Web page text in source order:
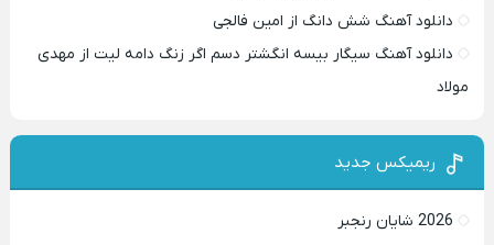
دانلود آهنگ شش دانگ از امین فالجی
دانلود آهنگ سیگار بیسه انگشتر دسم اگر زنگ دامه لیت از مهدی
مولاد
ریمیکس جدید
2026 شایان رنجبر